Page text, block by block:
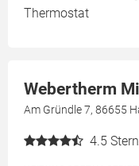
Thermostat
Webertherm
Am Gründle 7, 86655
4.5